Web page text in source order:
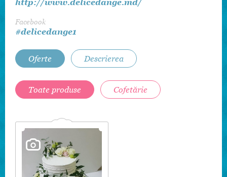
http://www.delicedange.md/
Facebook
#delicedange1
Oferte Descrierea
Toate produse Cofetărie